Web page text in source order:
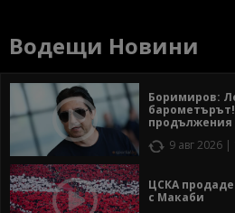
Водещи Новини
Боримиров:
продължения
9 авг 2026 |
ЦСКА продаде
с Макаби